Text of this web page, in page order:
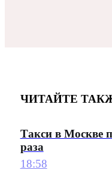
ЧИТАЙТЕ
Такси в Москве
раза
18:58